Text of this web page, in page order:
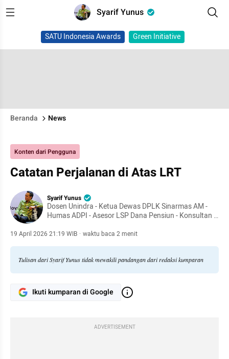
Syarif Yunus
SATU Indonesia Awards Green Initiative
Beranda News
Konten dari Pengguna
Catatan Perjalanan di Atas LRT
Syarif Yunus
Dosen Unindra - Ketua Dewas DPLK Sinarmas AM -
Humas ADPI - Asesor LSP Dana Pensiun - Konsultan -
Pustaka - Penulis 54 buku
19 April 2026 21:19 WIB · waktu baca 2 menit
Tulisan dari Syarif Yunus tidak mewakili pandangan dari redaksi kumparan
Ikuti kumparan di Google
ADVERTISEMENT